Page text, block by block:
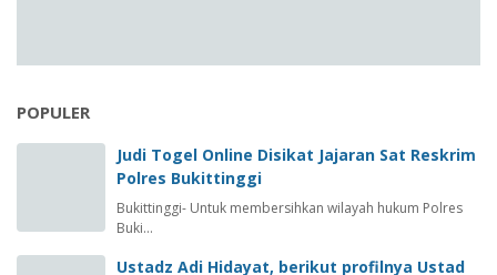
POPULER
Judi Togel Online Disikat Jajaran Sat Reskrim
Polres Bukittinggi
Bukittinggi- Untuk membersihkan wilayah hukum Polres
Buki…
Ustadz Adi Hidayat, berikut profilnya Ustad